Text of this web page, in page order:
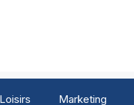
Loisirs Marketing